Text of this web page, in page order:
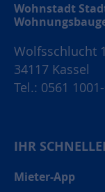
Wohnstadt
Wolfsschlucht
34117 Kassel
Tel.: 0561
IHR
Mieter-App